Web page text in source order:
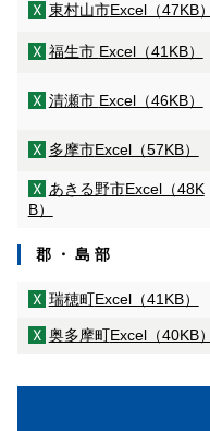
東村山市Excel（47KB）
福生市 Excel（41KB）
清瀬市 Excel（46KB）
多摩市Excel（57KB）
あきる野市Excel（48K
B）
郡 ・ 島 部
瑞穂町Excel（41KB）
奥多摩町Excel（40KB）